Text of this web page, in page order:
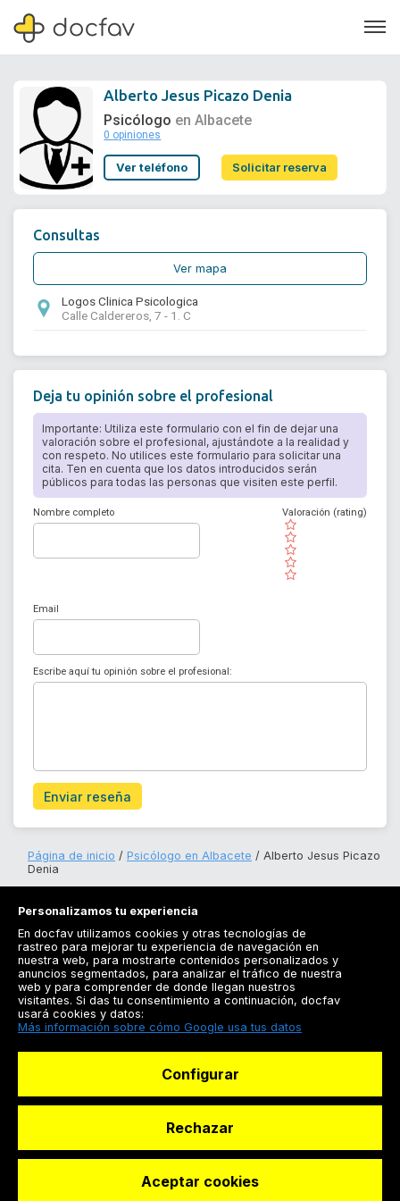
Soporte
Alberto Jesus Picazo Denia
Psicólogo en Albacete
0 opiniones
Ver teléfono Solicitar reserva
Consultas
Ver mapa
Logos Clinica Psicologica
Calle Caldereros, 7 - 1. C
Deja tu opinión sobre el profesional
Importante: Utiliza este formulario con el fin de dejar una
valoración sobre el profesional, ajustándote a la realidad y
con respeto. No utilices este formulario para solicitar una
cita. Ten en cuenta que los datos introducidos serán
públicos para todas las personas que visiten este perfil.
Nombre completo
( )
( )
( )
( )
( )
Valoración (rating)
Email
Escribe aquí tu opinión sobre el profesional:
Enviar reseña
Página de inicio Psicólogo en Albacete
Alberto Jesus Picazo
Denia
Registrarse
Docfav
© Dashboard Technologies S.L
Personalizamos tu experiencia
En docfav utilizamos cookies y otras tecnologías de
rastreo para mejorar tu experiencia de navegación en
nuestra web, para mostrarte contenidos personalizados y
anuncios segmentados, para analizar el tráfico de nuestra
web y para comprender de donde llegan nuestros
visitantes. Si das tu consentimiento a continuación, docfav
usará cookies y datos:
Más información sobre cómo Google usa tus datos
Configurar
Rechazar
Aceptar cookies